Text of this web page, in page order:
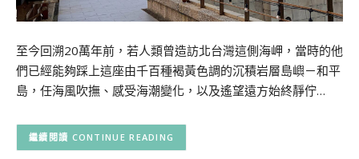
至今回溯20萬年前，若人類曾造訪北台灣這側海岬，當時的他
們已經能夠踩上這座由千百種褐黃色調的沉積岩層島嶼－和平
島，任海風吹撫、感受海潮變化，以及遙望遠方始終靜佇…
CONTINUE READING